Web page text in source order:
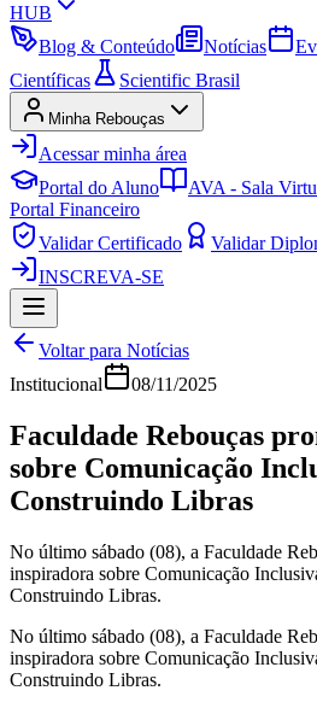
HUB
Blog & Conteúdo
Notícias
Científicas
Scientific Brasil
Minha Rebouças
Acessar minha área
Portal do Aluno
AVA - Sala
Portal Financeiro
Validar Certificado
Validar
INSCREVA-SE
Voltar para Notícias
Institucional
08/11/2025
Faculdade Rebouças
sobre Comunicação
Construindo Libras
No último sábado (08), a Faculdade
inspiradora sobre Comunicação
Construindo Libras.
No último sábado (08), a Faculdade
inspiradora sobre Comunicação
Construindo Libras.